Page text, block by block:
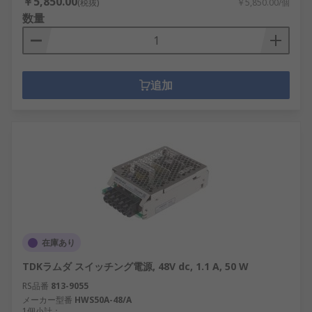
(税抜) ￥5,850.00/個
数量
追加
在庫あり
TDKラムダ スイッチング電源, 48V dc, 1.1 A, 50 W
RS品番 813-9055
メーカー型番 HWS50A-48/A